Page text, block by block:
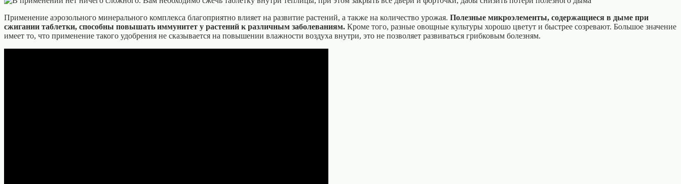
Применение аэрозольного минерального комплекса благоприятно влияет на развитие растений, а также на количество урожая. Полезные микроэлементы, содержащиеся в дыме при
сжигании таблетки, способны повышать иммунитет у растений к различным заболеваниям. Кроме того, разные овощные культуры хорошо цветут и быстрее созревают. Большое значение
имеет то, что применение такого удобрения не сказывается на повышении влажности воздуха внутри, это не позволяет развиваться грибковым болезням.